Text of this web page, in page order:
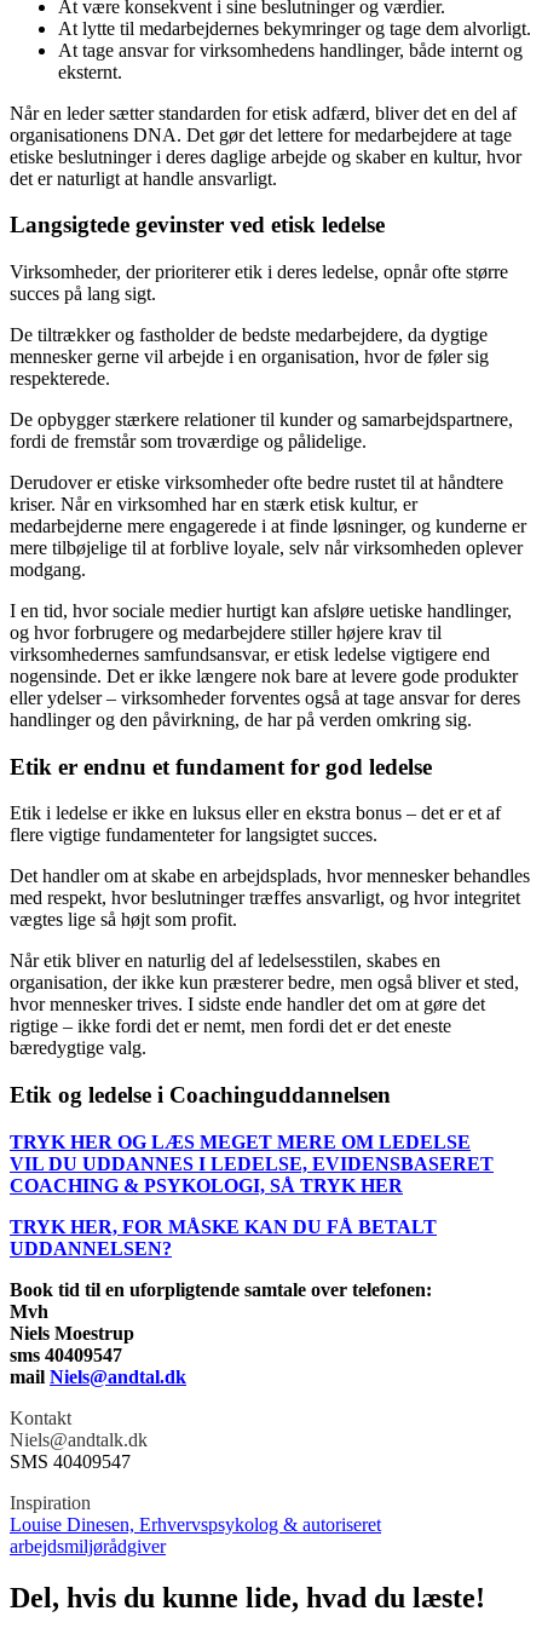
At være konsekvent i sine beslutninger og værdier.
At lytte til medarbejdernes bekymringer og tage dem alvorligt.
At tage ansvar for virksomhedens handlinger, både internt og
eksternt.
Når en leder sætter standarden for etisk adfærd, bliver det en del af
organisationens DNA. Det gør det lettere for medarbejdere at tage
etiske beslutninger i deres daglige arbejde og skaber en kultur, hvor
det er naturligt at handle ansvarligt.
Langsigtede gevinster ved etisk ledelse
Virksomheder, der prioriterer etik i deres ledelse, opnår ofte større
succes på lang sigt.
De tiltrækker og fastholder de bedste medarbejdere, da dygtige
mennesker gerne vil arbejde i en organisation, hvor de føler sig
respekterede.
De opbygger stærkere relationer til kunder og samarbejdspartnere,
fordi de fremstår som troværdige og pålidelige.
Derudover er etiske virksomheder ofte bedre rustet til at håndtere
kriser. Når en virksomhed har en stærk etisk kultur, er
medarbejderne mere engagerede i at finde løsninger, og kunderne er
mere tilbøjelige til at forblive loyale, selv når virksomheden oplever
modgang.
I en tid, hvor sociale medier hurtigt kan afsløre uetiske handlinger,
og hvor forbrugere og medarbejdere stiller højere krav til
virksomhedernes samfundsansvar, er etisk ledelse vigtigere end
nogensinde. Det er ikke længere nok bare at levere gode produkter
eller ydelser – virksomheder forventes også at tage ansvar for deres
handlinger og den påvirkning, de har på verden omkring sig.
Etik er endnu et fundament for god ledelse
Etik i ledelse er ikke en luksus eller en ekstra bonus – det er et af
flere vigtige fundamenteter for langsigtet succes.
Det handler om at skabe en arbejdsplads, hvor mennesker behandles
med respekt, hvor beslutninger træffes ansvarligt, og hvor integritet
vægtes lige så højt som profit.
Når etik bliver en naturlig del af ledelsesstilen, skabes en
organisation, der ikke kun præsterer bedre, men også bliver et sted,
hvor mennesker trives. I sidste ende handler det om at gøre det
rigtige – ikke fordi det er nemt, men fordi det er det eneste
bæredygtige valg.
Etik og ledelse i Coachinguddannelsen
TRYK HER OG LÆS MEGET MERE OM LEDELSE
VIL DU UDDANNES I LEDELSE, EVIDENSBASERET
COACHING & PSYKOLOGI, SÅ TRYK HER
TRYK HER, FOR MÅSKE KAN DU FÅ BETALT
UDDANNELSEN?
Book tid til en uforpligtende samtale over telefonen:
Mvh
Niels Moestrup
sms 40409547
mail Niels@andtal.dk
Kontakt
Niels@andtalk.dk
SMS 40409547
Inspiration
Louise Dinesen, Erhvervspsykolog & autoriseret
arbejdsmiljørådgiver
Del, hvis du kunne lide, hvad du læste!